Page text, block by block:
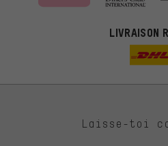
LIVRAISON
Laisse-toi
Des offres plus adaptées
Au lieu de pubs au hasard,